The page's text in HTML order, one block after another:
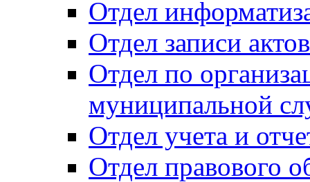
Отдел
Отдел записи
Отдел по
муниципальной
Отдел учета и
Отдел правового